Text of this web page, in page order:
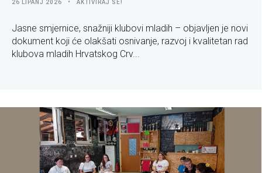
26 LIPANJ 2026 AKTIVIRAJ SE!
Jasne smjernice, snažniji klubovi mladih – objavljen je novi
dokument koji će olakšati osnivanje, razvoj i kvalitetan rad
klubova mladih Hrvatskog Crv...